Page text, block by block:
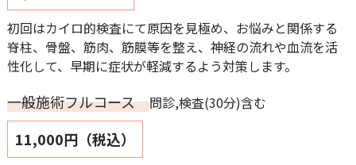
初回はカイロ的検査にて原因を見極め、お悩みと関係する
脊柱、骨盤、筋肉、筋膜等を整え、神経の流れや血流を活
性化して、早期に症状が軽減するよう対策します。
一般施術フルコース問診,検査(30分)含む
11,000円（税込）